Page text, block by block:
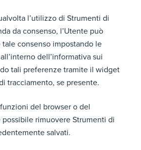
Conse
l'assoc
iazion
l'utent
anni
nece
ssari
per
cons
entir
e
l'ass
l'ute
l’utilizzo di Strumenti di
da consenso, l’Utente può
tale consenso impostando le
dell’informativa sui
tali preferenze tramite il widget
tracciamento, se presente.
del browser o del
rimuovere Strumenti di
salvati.